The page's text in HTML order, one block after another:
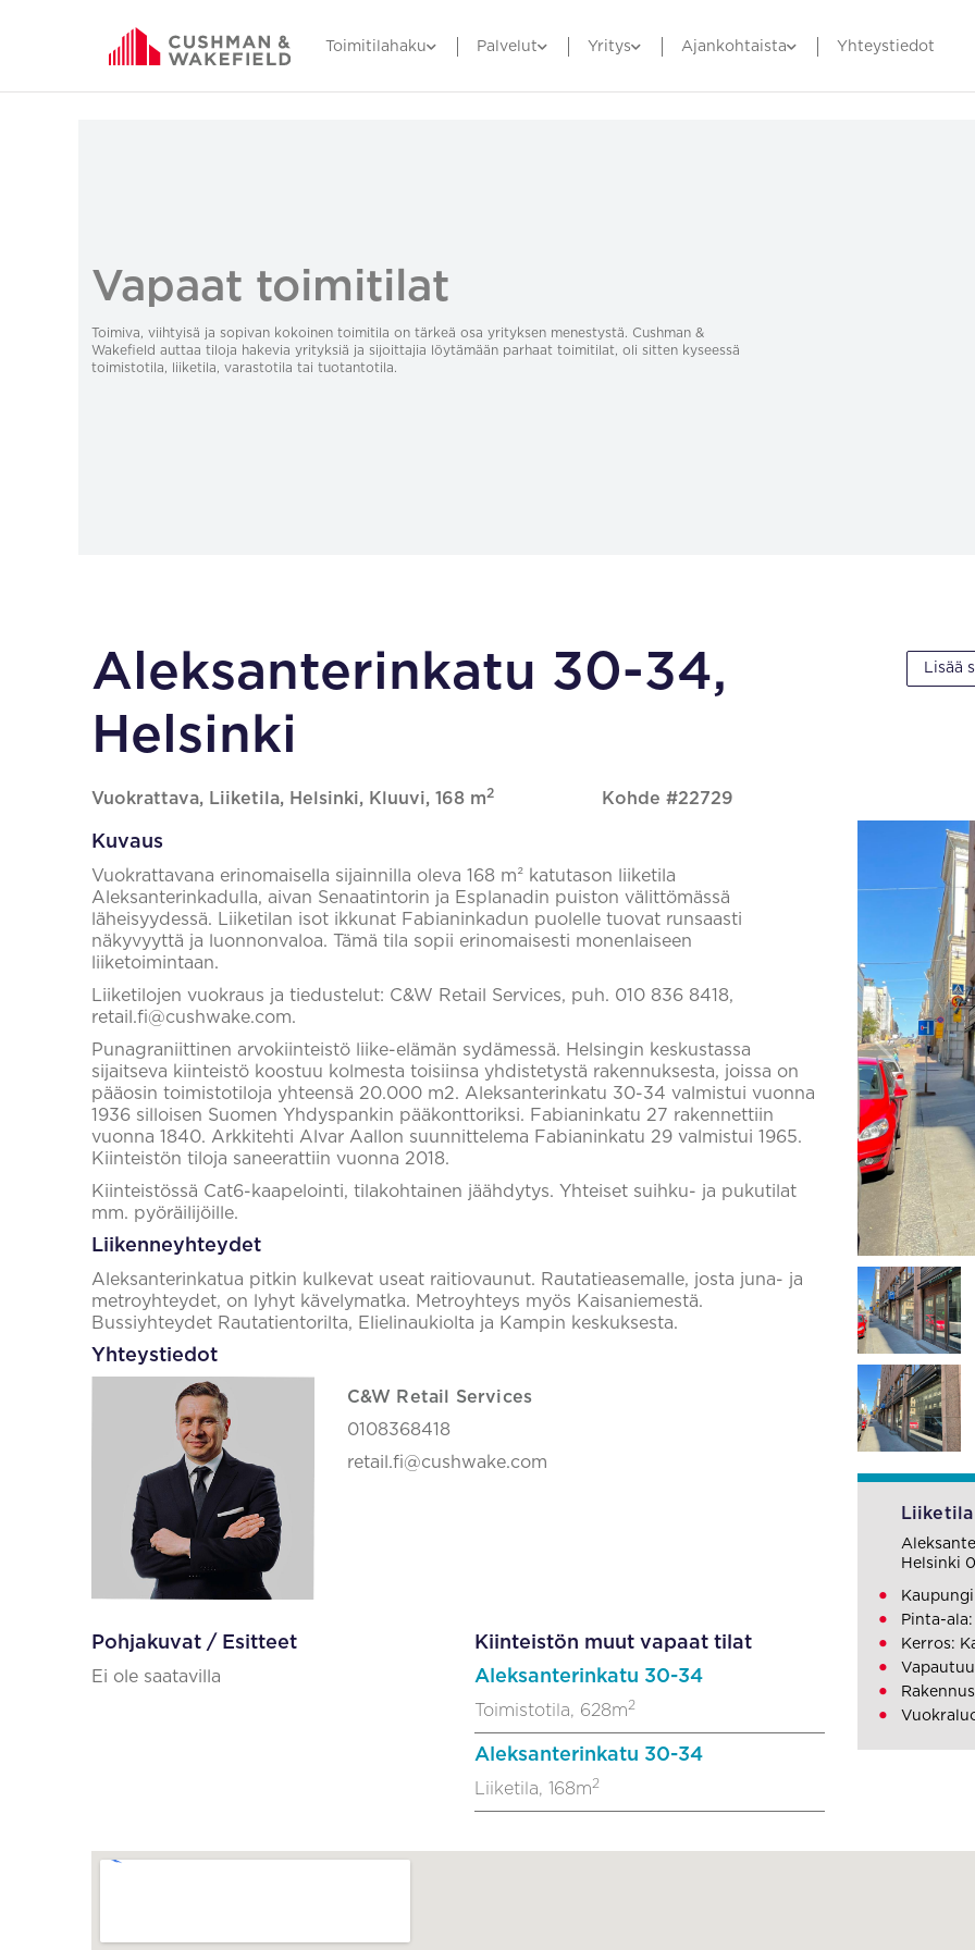
Toimitilahaku Palvelut Yritys Ajankohtaista Yhteystiedot
Vapaat toimitilat
Toimiva, viihtyisä ja sopivan kokoinen toimitila on tärkeä osa yrityksen menestystä. Cushman &
Wakefield auttaa tiloja hakevia yrityksiä ja sijoittajia löytämään parhaat toimitilat, oli sitten kyseessä
toimistotila, liiketila, varastotila tai tuotantotila.
Aleksanterinkatu 30-34,
Helsinki
Vuokrattava, Liiketila, Helsinki, Kluuvi, 168 m2 Kohde #22729
Lisää
Kuvaus
Vuokrattavana erinomaisella sijainnilla oleva 168 m² katutason liiketila
Aleksanterinkadulla, aivan Senaatintorin ja Esplanadin puiston välittömässä
läheisyydessä. Liiketilan isot ikkunat Fabianinkadun puolelle tuovat runsaasti
näkyvyyttä ja luonnonvaloa. Tämä tila sopii erinomaisesti monenlaiseen
liiketoimintaan.
Liiketilojen vuokraus ja tiedustelut: C&W Retail Services, puh. 010 836 8418,
retail.fi@cushwake.com.
Punagraniittinen arvokiinteistö liike-elämän sydämessä. Helsingin keskustassa
sijaitseva kiinteistö koostuu kolmesta toisiinsa yhdistetystä rakennuksesta, joissa on
pääosin toimistotiloja yhteensä 20.000 m2. Aleksanterinkatu 30-34 valmistui vuonna
1936 silloisen Suomen Yhdyspankin pääkonttoriksi. Fabianinkatu 27 rakennettiin
vuonna 1840. Arkkitehti Alvar Aallon suunnittelema Fabianinkatu 29 valmistui 1965.
Kiinteistön tiloja saneerattiin vuonna 2018.
Kiinteistössä Cat6-kaapelointi, tilakohtainen jäähdytys. Yhteiset suihku- ja pukutilat
mm. pyöräilijöille.
Liikenneyhteydet
Aleksanterinkatua pitkin kulkevat useat raitiovaunut. Rautatieasemalle, josta juna- ja
metroyhteydet, on lyhyt kävelymatka. Metroyhteys myös Kaisaniemestä.
Bussiyhteydet Rautatientorilta, Elielinaukiolta ja Kampin keskuksesta.
Yhteystiedot
C&W Retail Services
0108368418
retail.fi@cushwake.com
Pohjakuvat / Esitteet
Ei ole saatavilla
Kiinteistön muut vapaat tilat
Aleksanterinkatu 30-34
Toimistotila, 628m2
Aleksanterinkatu 30-34
Liiketila, 168m2
Liiketila
Helsinki
Pinta-ala:
Kerros: